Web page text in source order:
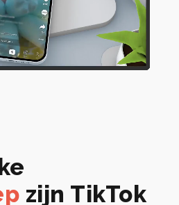
zijn TikTok